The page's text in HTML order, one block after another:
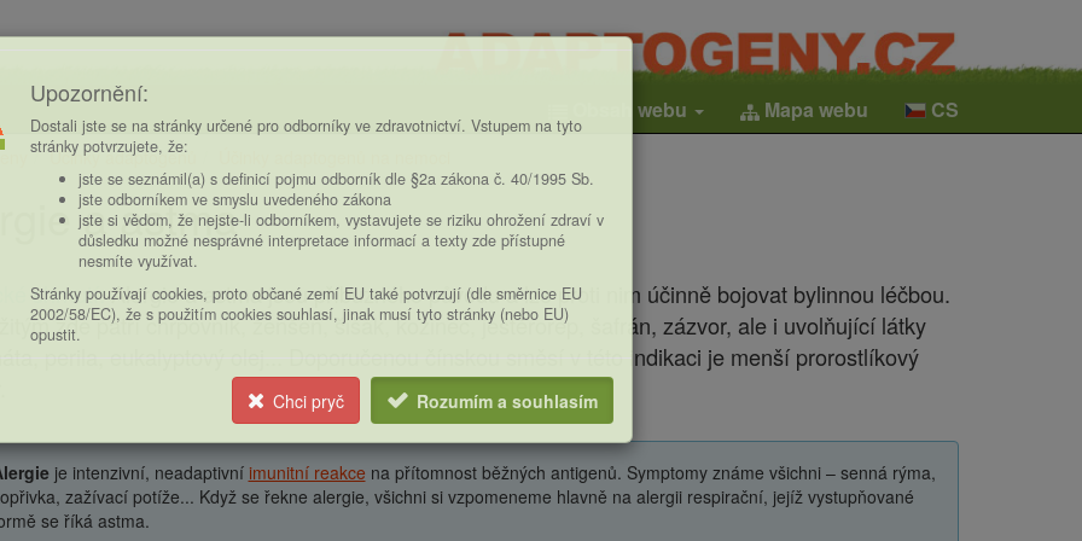
Obsah webu Mapa webu CS
Účinky adaptogenů
a astma
shrnutí:Alergie a astma jsou příbuzného původu a lze proti nim účinně bojovat bylinnou léčbou.
zde patří chrpovník, ženšen, šišák, kozinec, ještěrorep, šafrán, zázvor, ale i uvolňující látky
perila, eukalyptový olej... Doporučenou čínskou směsí v této indikaci je menší prorostlíkový
je intenzivní, neadaptivní imunitní reakce na přítomnost běžných antigenů. Symptomy známe všichni – senná rýma,
zažívací potíže... Když se řekne alergie, všichni si vzpomeneme hlavně na alergii respirační, jejíž vystupňované
se říká astma.
Upozornění:
Dostali jste se na stránky určené pro odborníky ve zdravotnictví. Vstupem na tyto
stránky potvrzujete, že:
jste se seznámil(a) s definicí pojmu odborník dle §2a zákona č. 40/1995 Sb.
jste odborníkem ve smyslu uvedeného zákona
jste si vědom, že nejste-li odborníkem, vystavujete se riziku ohrožení zdraví v
důsledku možné nesprávné interpretace informací a texty zde přístupné
nesmíte využívat.
Stránky používají cookies, proto občané zemí EU také potvrzují (dle směrnice EU
2002/58/EC), že s použitím cookies souhlasí, jinak musí tyto stránky (nebo EU)
opustit.
Chci pryč Rozumím a souhlasím